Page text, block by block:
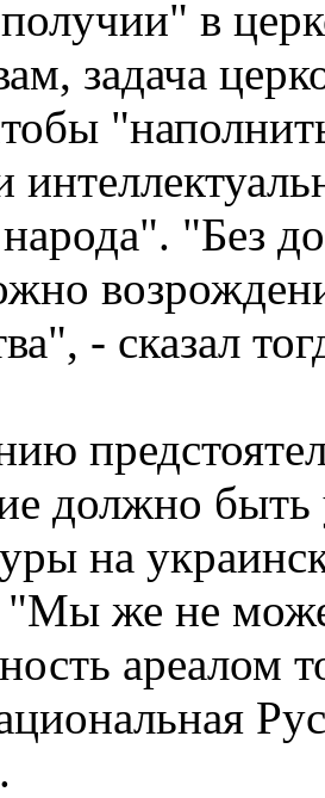
в
задача
"Без
- сказал
должно быть
на
"Мы же не
ареалом